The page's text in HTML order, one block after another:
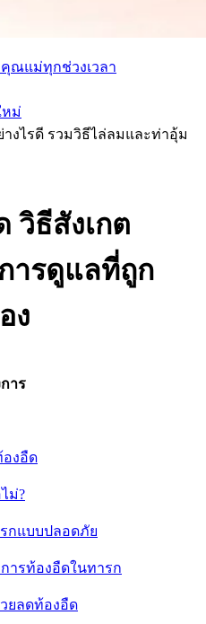
คุณแม่ทุกช่วงเวลา
ม่
งไรดี รวมวิธีไล่ลมและท่าอุ้ม
วิธีสังเกต
ารดูแลที่ถูก
ง
าร
งอืด
ม่?
กแบบปลอดภัย
ารท้องอืดในทารก
ยลดท้องอืด